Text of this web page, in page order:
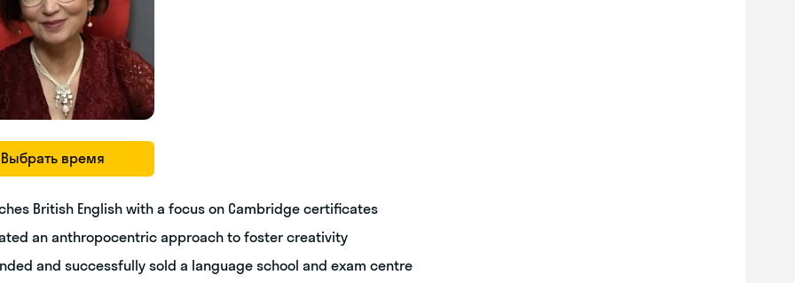
Выбрать время
British English with a focus on Cambridge certificates
an anthropocentric approach to foster creativity
and successfully sold a language school and exam centre